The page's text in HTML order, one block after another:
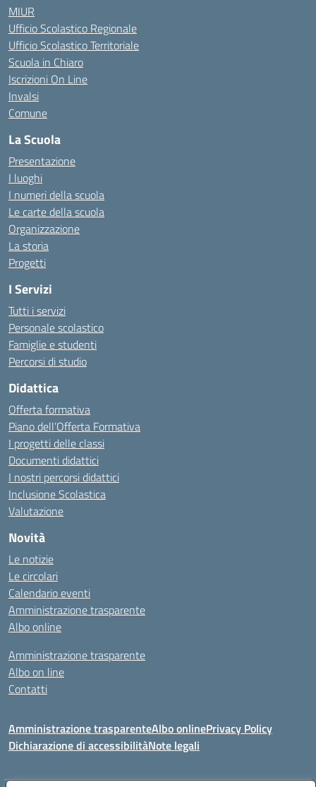
MIUR
Ufficio Scolastico Regionale
Ufficio Scolastico Territoriale
Scuola in Chiaro
Iscrizioni On Line
Invalsi
Comune
La Scuola
Presentazione
I luoghi
I numeri della scuola
Le carte della scuola
Organizzazione
La storia
Progetti
I Servizi
Tutti i servizi
Personale scolastico
Famiglie e studenti
Percorsi di studio
Didattica
Offerta formativa
Piano dell’Offerta Formativa
I progetti delle classi
Documenti didattici
I nostri percorsi didattici
Inclusione Scolastica
Valutazione
Novità
Le notizie
Le circolari
Calendario eventi
Amministrazione trasparente
Albo online
Amministrazione trasparente
Albo on line
Contatti
Amministrazione trasparenteAlbo onlinePrivacy Policy
Dichiarazione di accessibilitàNote legali